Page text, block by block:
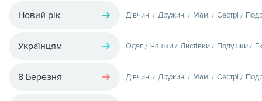
Новий рік Дівчині Дружині Мамі Сестрі
Українцям Одяг Чашки Листівки Подушки
8 Березня Дівчині Дружині Мамі Сестрі